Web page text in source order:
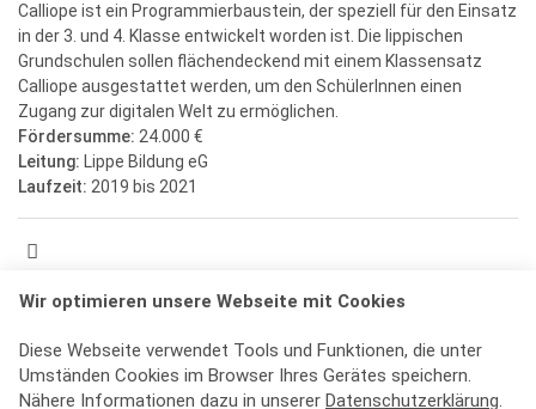
Calliope ist ein Programmierbaustein, der speziell für den Einsatz
in der 3. und 4. Klasse entwickelt worden ist. Die lippischen
Grundschulen sollen flächendeckend mit einem Klassensatz
Calliope ausgestattet werden, um den SchülerInnen einen
Zugang zur digitalen Welt zu ermöglichen.
Fördersumme: 24.000 €
Leitung: Lippe Bildung eG
Laufzeit: 2019 bis 2021
Förderung abgeschlossen
Stammbuch in einer wissenschaftlichen Edition neu
herausgegeben.
Fördersumme:5.000 €
Wir optimieren unsere Webseite mit Cookies
Diese Webseite verwendet Tools und Funktionen, die unter
Umständen Cookies im Browser Ihres Gerätes speichern.
Nähere Informationen dazu in unserer Datenschutzerklärung.